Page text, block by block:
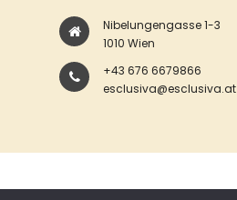
Nibelungengasse 1-3
1010 Wien
+43 676 6679866
esclusiva@esclusiva.at